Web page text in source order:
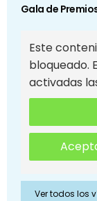
Gala de
Este
bloqueado.
activadas
Ver todos los